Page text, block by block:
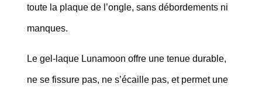
toute la plaque de l’ongle, sans débordements ni
manques.
Le gel-laque Lunamoon offre une tenue durable,
ne se fissure pas, ne s’écaille pas, et permet une